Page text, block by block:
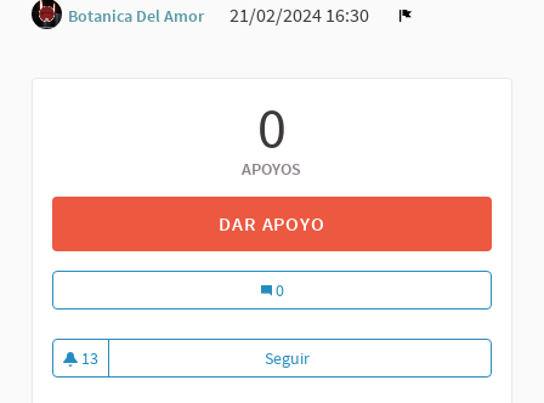
Botanica Del Amor 21/02/2024 16:30
0
APOYOS
DAR APOYO
0
13 Seguir